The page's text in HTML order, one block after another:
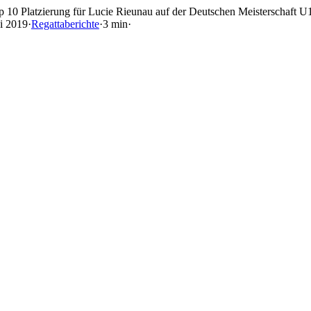
Skip
to
10 Platzierung für Lucie Rieunau auf der Deutschen Meisterschaft
2019·Regattaberichte·3 min·